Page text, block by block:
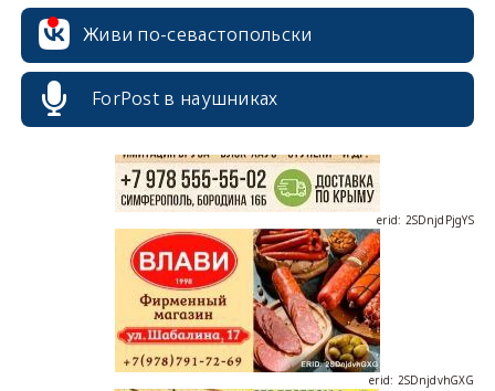
Живи по-севастопольски
ForPost в наушниках
erid: 2SDnjcrDNw6
erid: 2SDnjdPjgYS
erid: 2SDnjdvhGXG